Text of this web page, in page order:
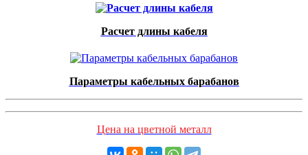
Расчет длины кабеля
Параметры кабельных барабанов
Цена на цветной металл